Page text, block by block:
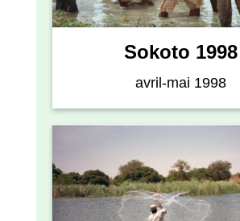
Sokoto 1998
avril-mai 1998